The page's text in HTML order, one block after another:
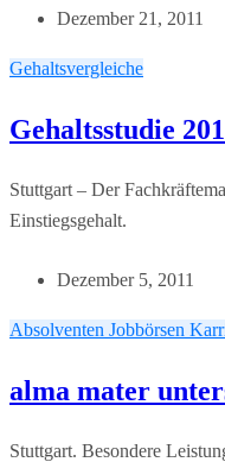
Dezember 21, 2011
Gehaltsvergleiche
Gehaltsstudie
Stuttgart – Der
Einstiegsgehalt.
Dezember 5, 2011
Absolventen Jobbörsen
alma mater
Stuttgart. Besondere